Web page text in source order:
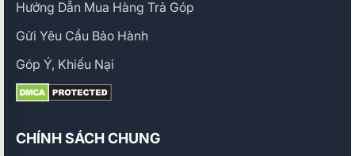
Hướng Dẫn Mua Hàng Trả Góp
Gửi Yêu Cầu Bảo Hành
Góp Ý, Khiếu Nại
CHÍNH SÁCH CHUNG